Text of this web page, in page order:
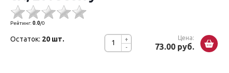
Рейтинг: 0.0/0
-
+ Цена:
73.00 руб.
Остаток: 20 шт.